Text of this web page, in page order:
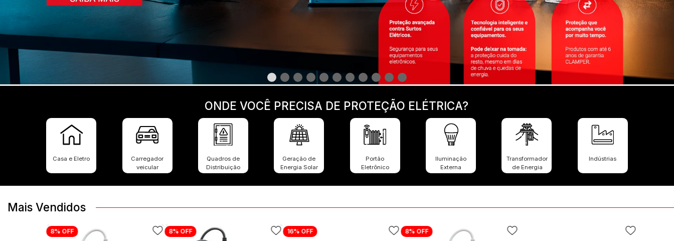
ONDE VOCÊ PRECISA DE PROTEÇÃO ELÉTRICA?
Casa e Eletro
Carregador
veicular
Quadros de
Distribuição
Geração de
Energia Solar
Portão
Eletrônico
Iluminação
Externa
Transformador
de Energia
Indústrias
Mais Vendidos
8% OFF 8% OFF 16%OFF 8% OFF
10º pocket